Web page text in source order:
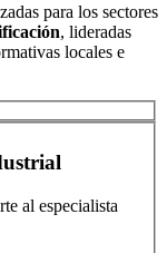
para los sectores
, lideradas
locales e
al especialista